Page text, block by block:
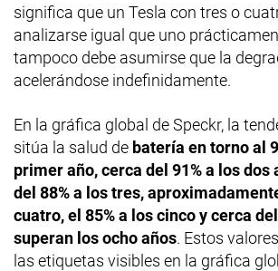
significa que un Tesla con tres o
analizarse igual que uno
tampoco debe asumirse que la
acelerándose indefinidamente.
En la gráfica global de Speckr, la
sitúa la salud de batería en torno al
primer año, cerca del 91% a los dos
del 88% a los tres,
cuatro, el 85% a los cinco y cerca
superan los ocho años. Estos
las etiquetas visibles en la gráfica